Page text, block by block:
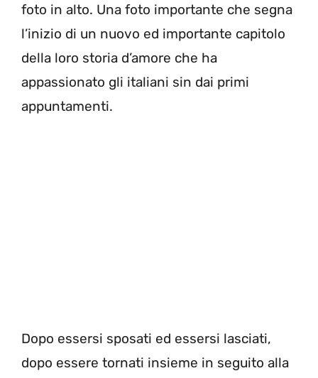
foto in alto. Una foto importante che segna
l’inizio di un nuovo ed importante capitolo
della loro storia d’amore che ha
appassionato gli italiani sin dai primi
appuntamenti.
Dopo essersi sposati ed essersi lasciati,
dopo essere tornati insieme in seguito alla